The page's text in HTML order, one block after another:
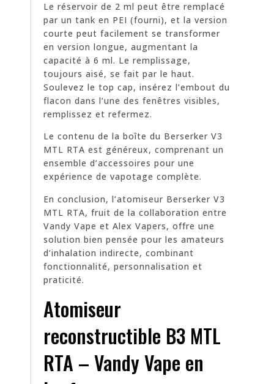
Le réservoir de 2 ml peut être remplacé
par un tank en PEI (fourni), et la version
courte peut facilement se transformer
en version longue, augmentant la
capacité à 6 ml. Le remplissage,
toujours aisé, se fait par le haut.
Soulevez le top cap, insérez l’embout du
flacon dans l’une des fenêtres visibles,
remplissez et refermez.
Le contenu de la boîte du Berserker V3
MTL RTA est généreux, comprenant un
ensemble d’accessoires pour une
expérience de vapotage complète.
En conclusion, l’atomiseur Berserker V3
MTL RTA, fruit de la collaboration entre
Vandy Vape et Alex Vapers, offre une
solution bien pensée pour les amateurs
d’inhalation indirecte, combinant
fonctionnalité, personnalisation et
praticité.
Atomiseur
reconstructible B3 MTL
RTA – Vandy Vape en